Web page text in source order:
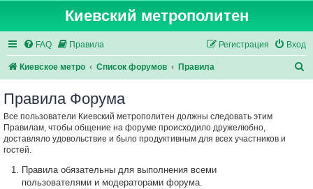
Киевский метрополитен
FAQ Правила Вход
Регистрация
Киевское метро Список форумов Правила
Правила Форума
Все пользователи Киевский метрополитен должны следовать этим
Правилам, чтобы общение на форуме происходило дружелюбно,
доставляло удовольствие и было продуктивным для всех участников и
гостей.
Правила обязательны для выполнения всеми
пользователями и модераторами форума.